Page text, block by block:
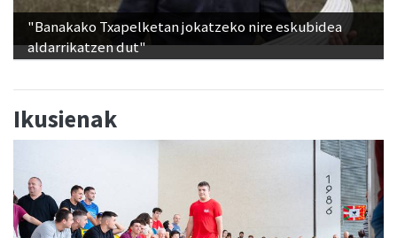
"Banakako Txapelketan jokatzeko nire eskubidea
aldarrikatzen dut"
Ikusienak